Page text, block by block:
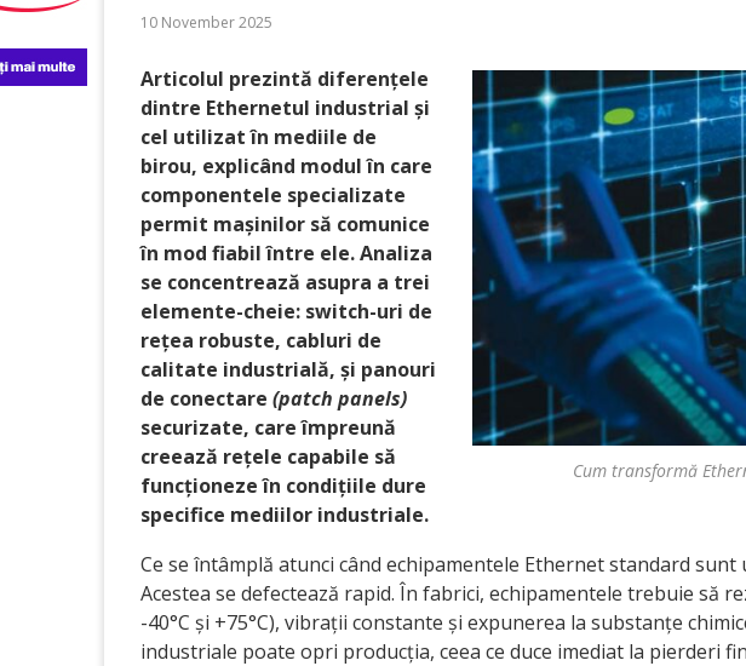
10 November 2025
Cum transformă
Articolul prezintă diferențele
dintre Ethernetul industrial și
cel utilizat în mediile de
birou, explicând modul în care
componentele specializate
permit mașinilor să comunice
în mod fiabil între ele. Analiza
se concentrează asupra a trei
elemente-cheie: switch-uri de
rețea robuste, cabluri de
calitate industrială, și panouri
de conectare (patch panels)
securizate, care împreună
creează rețele capabile să
funcționeze în condițiile dure
specifice mediilor industriale.
Ce se întâmplă atunci când echipamentele Ethernet standard
Acestea se defectează rapid. În fabrici, echipamentele trebuie să
-40°C și +75°C), vibrații constante și expunerea la substanțe
industriale poate opri producția, ceea ce duce imediat la pierderi